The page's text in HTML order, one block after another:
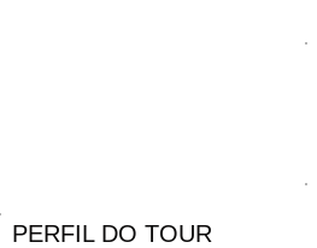
PERFIL DO TOUR